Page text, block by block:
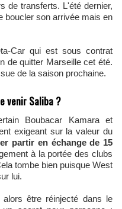
de transferts. L'été dernier,
boucler son arrivée mais en
Car qui est sous contrat
de quitter Marseille cet été.
de la saison prochaine.
venir Saliba ?
exigeant sur la valeur du
partir en échange de 15
à la portée des clubs
tombe bien puisque West
lui.
être réinjecté dans le